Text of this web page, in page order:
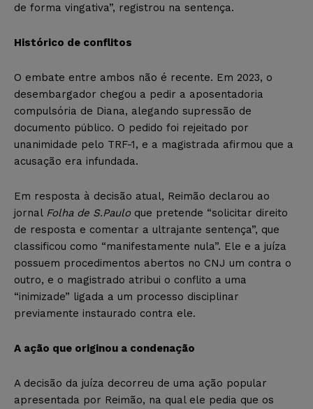
de forma vingativa”, registrou na sentença.
Histórico de conflitos
O embate entre ambos não é recente. Em 2023, o
desembargador chegou a pedir a aposentadoria
compulsória de Diana, alegando supressão de
documento público. O pedido foi rejeitado por
unanimidade pelo TRF-1, e a magistrada afirmou que a
acusação era infundada.
Em resposta à decisão atual, Reimão declarou ao
jornal Folha de S.Paulo que pretende “solicitar direito
de resposta e comentar a ultrajante sentença”, que
classificou como “manifestamente nula”. Ele e a juíza
possuem procedimentos abertos no CNJ um contra o
outro, e o magistrado atribui o conflito a uma
“inimizade” ligada a um processo disciplinar
previamente instaurado contra ele.
A ação que originou a condenação
A decisão da juíza decorreu de uma ação popular
apresentada por Reimão, na qual ele pedia que os